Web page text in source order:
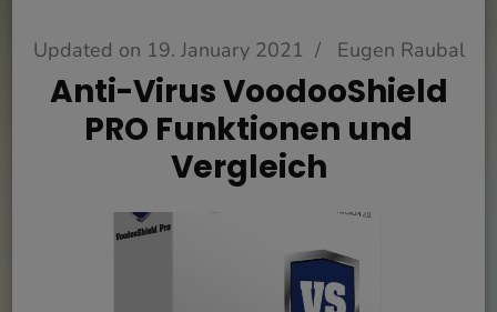
Updated on 19. January 2021 / Eugen Raubal
Anti-Virus VoodooShield
PRO Funktionen und
Vergleich